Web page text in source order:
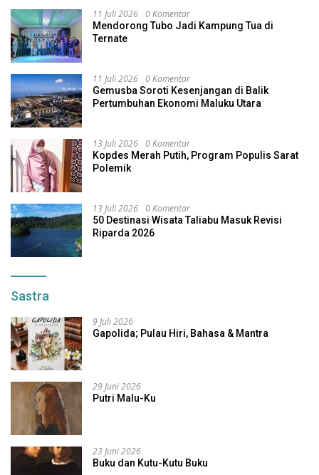
11 Juli 2026 0 Komentar
Mendorong Tubo Jadi Kampung Tua di
Ternate
11 Juli 2026 0 Komentar
Gemusba Soroti Kesenjangan di Balik
Pertumbuhan Ekonomi Maluku Utara
13 Juli 2026 0 Komentar
Kopdes Merah Putih, Program Populis Sarat
Polemik
13 Juli 2026 0 Komentar
50 Destinasi Wisata Taliabu Masuk Revisi
Riparda 2026
Sastra
9 Juli 2026
Gapolida; Pulau Hiri, Bahasa & Mantra
29 Juni 2026
Putri Malu-Ku
23 Juni 2026
Buku dan Kutu-Kutu Buku